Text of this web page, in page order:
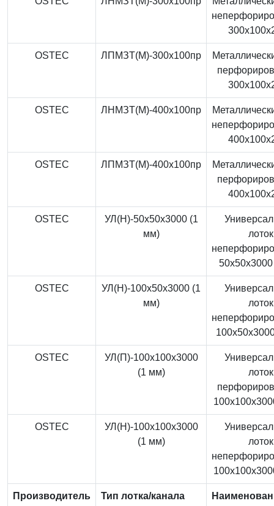
OSTEC ЛПМЗТ(М)-300x100пр
OSTEC ЛНМЗТ(М)-400x100пр
OSTEC ЛПМЗТ(М)-400x100пр
OSTEC
УЛ(Н)-50x50x3000 (1
мм)
лоток
OSTEC
УЛ(Н)-100x50x3000 (1
мм)
лоток
OSTEC
УЛ(П)-100x100x3000
(1 мм)
лоток
OSTEC
УЛ(Н)-100x100x3000
(1 мм)
лоток
Производитель Тип лотка/канала